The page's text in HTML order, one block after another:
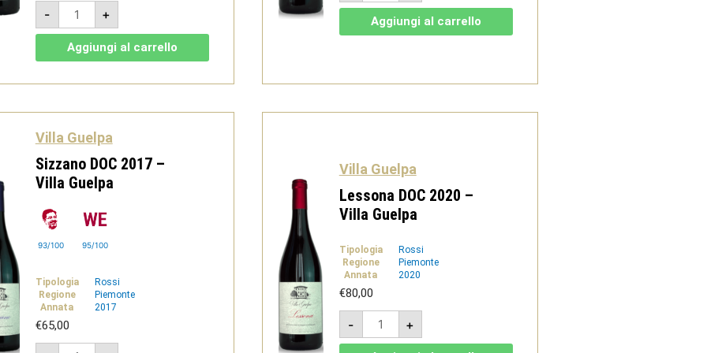
-
Boca
DOC
2020
Villa
Guelpa
+
Aggiungi al carrello
2022
Villa
Guelpa
Aggiungi al carrello
Villa Guelpa
Sizzano DOC 2017 –
Villa Guelpa
93/100 95/100
Tipologia
Rossi
Regione
Piemonte
Annata
2017
€65,00
Sizzano
Villa Guelpa
Lessona DOC 2020 –
Villa Guelpa
Tipologia
Rossi
Regione
Piemonte
Annata
2020
€80,00
-
Lessona
DOC
2020
+